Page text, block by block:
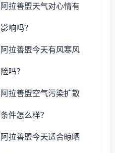
阿拉善盟天气对心情有
影响吗？
阿拉善盟今天有风寒风
险吗？
阿拉善盟空气污染扩散
条件怎么样？
阿拉善盟今天适合晾晒